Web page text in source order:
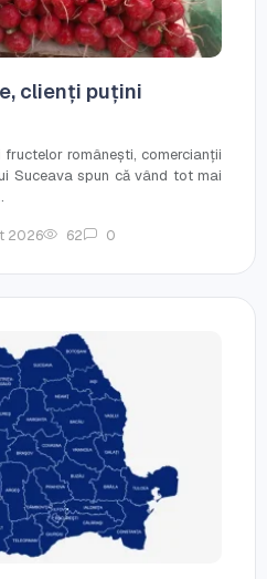
clienți puțini
fructelor românești, comercianții
Suceava spun că vând tot mai
2026 62 0